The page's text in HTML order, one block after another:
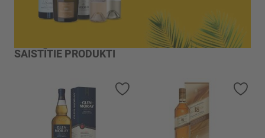
SAISTĪTIE PRODUKTI
Pievienot vēlmju sarakstam